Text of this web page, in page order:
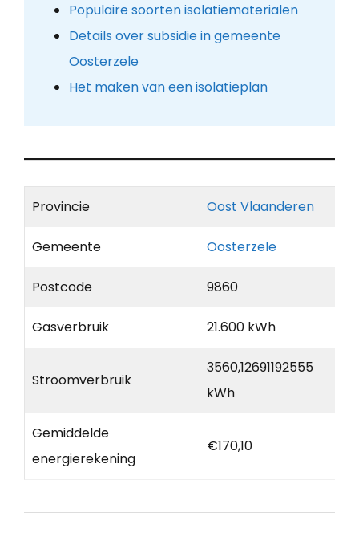
Populaire soorten isolatiematerialen
Details over subsidie in gemeente
Oosterzele
Het maken van een isolatieplan
Provincie Oost Vlaanderen
Gemeente Oosterzele
Postcode 9860
Gasverbruik 21.600 kWh
Stroomverbruik
3560,12691192555
kWh
Gemiddelde
energierekening
€170,10